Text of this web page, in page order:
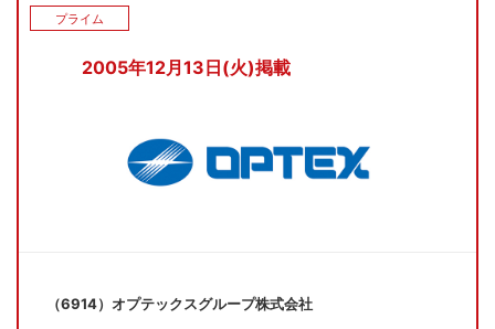
2005年12月13日(火)掲載
プライム
（6914）オプテックスグループ株式会社